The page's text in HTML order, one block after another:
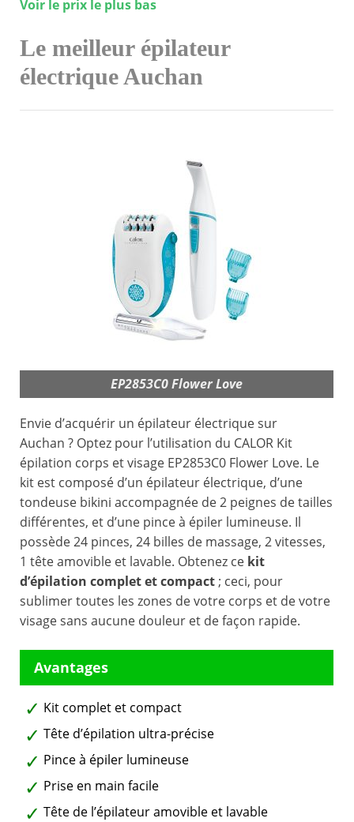
Voir le prix le plus bas
Le meilleur épilateur
électrique Auchan
EP2853C0 Flower Love
Envie d’acquérir un épilateur électrique sur
Auchan ? Optez pour l’utilisation du CALOR Kit
épilation corps et visage EP2853C0 Flower Love. Le
kit est composé d’un épilateur électrique, d’une
tondeuse bikini accompagnée de 2 peignes de tailles
différentes, et d’une pince à épiler lumineuse. Il
possède 24 pinces, 24 billes de massage, 2 vitesses,
1 tête amovible et lavable. Obtenez ce kit
d’épilation complet et compact ; ceci, pour
sublimer toutes les zones de votre corps et de votre
visage sans aucune douleur et de façon rapide.
Kit complet et compact
Tête d’épilation ultra-précise
Pince à épiler lumineuse
Prise en main facile
Tête de l’épilateur amovible et lavable